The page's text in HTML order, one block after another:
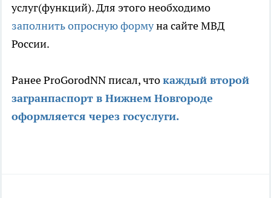
услуг(функций). Для этого необходимо
заполнить опросную формуна сайте МВД
России.
Ранее ProGorodNN писал, чтокаждый второй
загранпаспорт в Нижнем Новгороде
оформляется через госуслуги.